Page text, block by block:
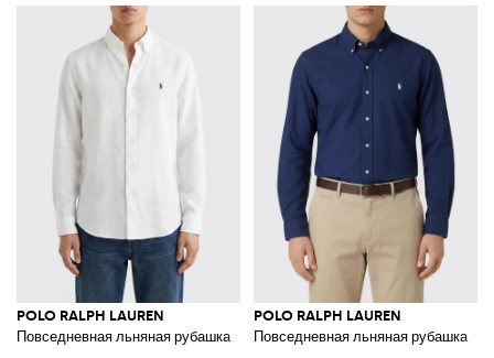
POLO RALPH LAUREN
Повседневная льняная рубашка
POLO RALPH LAUREN
Повседневная льняная рубашка